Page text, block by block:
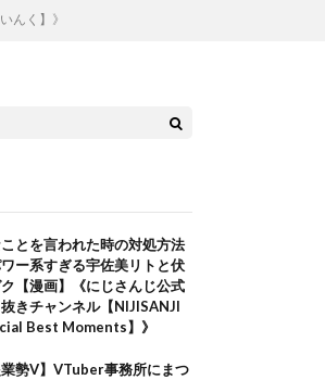
んく】》
とを言われた時の対処方法
ー系すぎる宇佐美リトと伏
【漫画】《にじさんじ公式
きチャンネル【NIJISANJI
Best Moments】》
業勢V】VTuber事務所にまつ